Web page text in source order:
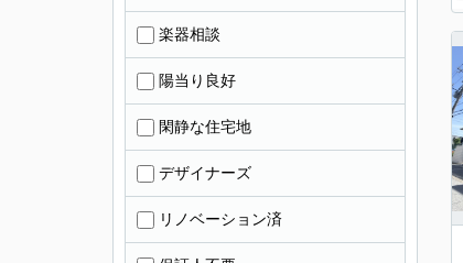
楽器相談
陽当り良好
閑静な住宅地
デザイナーズ
リノベーション済